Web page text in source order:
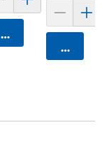
카트에 담기
카트에